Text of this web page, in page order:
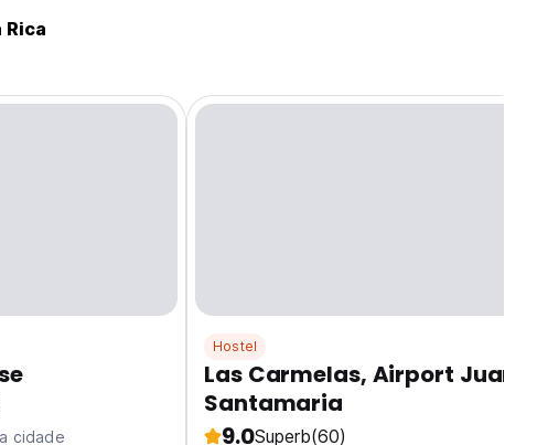
Rica
cidade
Hostel
Las Carmelas, Airport Juan
Santamaria
9.0Superb(60)